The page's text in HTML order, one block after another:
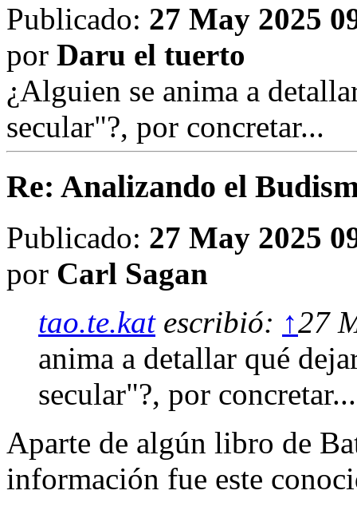
Publicado: 27 May 2025
por Daru el tuerto
¿Alguien se anima a
secular"?, por concretar...
Re: Analizando el
Publicado: 27 May 2025
por Carl Sagan
tao.te.katescribió: ↑27
anima a detallar qué
secular"?, por concretar...
Aparte de algún libro de
información fue este